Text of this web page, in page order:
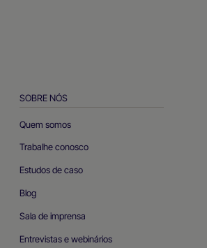
SOBRE NÓS
Quem somos
Trabalhe conosco
Estudos de caso
Blog
Sala de imprensa
Entrevistas e webinários